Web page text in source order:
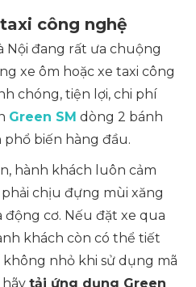
công nghệ
Nội đang rất ưa chuộng
xe ôm hoặc xe taxi công
chóng, tiện lợi, chi phí
Green SM dòng 2 bánh
phổ biến hàng đầu.
hành khách luôn cảm
chịu đựng mùi xăng
động cơ. Nếu đặt xe qua
khách còn có thể tiết
nhỏ khi sử dụng mã
hãy tải ứng dụng Green